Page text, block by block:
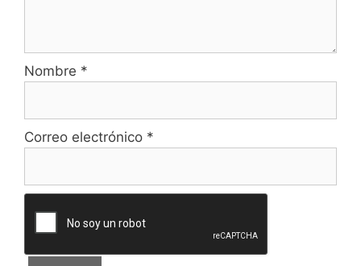
Nombre *
Correo electrónico *